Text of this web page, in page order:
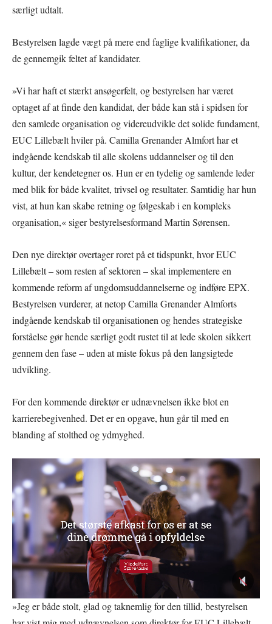
særligt udtalt.
Bestyrelsen lagde vægt på mere end faglige kvalifikationer, da
de gennemgik feltet af kandidater.
»Vi har haft et stærkt ansøgerfelt, og bestyrelsen har været
optaget af at finde den kandidat, der både kan stå i spidsen for
den samlede organisation og videreudvikle det solide fundament,
EUC Lillebælt hviler på. Camilla Grenander Almfort har et
indgående kendskab til alle skolens uddannelser og til den
kultur, der kendetegner os. Hun er en tydelig og samlende leder
med blik for både kvalitet, trivsel og resultater. Samtidig har hun
vist, at hun kan skabe retning og følgeskab i en kompleks
organisation,« siger bestyrelsesformand Martin Sørensen.
Den nye direktør overtager roret på et tidspunkt, hvor EUC
Lillebælt – som resten af sektoren – skal implementere en
kommende reform af ungdomsuddannelserne og indføre EPX.
Bestyrelsen vurderer, at netop Camilla Grenander Alm­forts
indgående kendskab til organisationen og hendes strategiske
forståelse gør hende særligt godt rustet til at lede skolen sikkert
gennem den fase – uden at miste fokus på den langsigtede
udvikling.
For den kommende direktør er udnævnelsen ikke blot en
karrierebegivenhed. Det er en opgave, hun går til med en
blanding af stolthed og ydmyghed.
»Jeg er både stolt, glad og taknemlig for den tillid, bestyrelsen